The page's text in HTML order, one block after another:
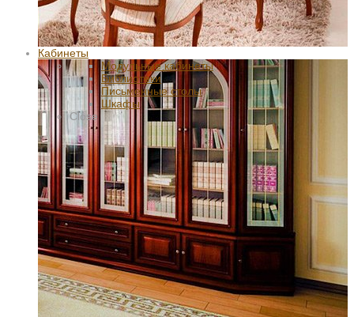
Кабинеты
Модульные кабинеты
Библиотеки
Письменные столы
Шкафы
Close